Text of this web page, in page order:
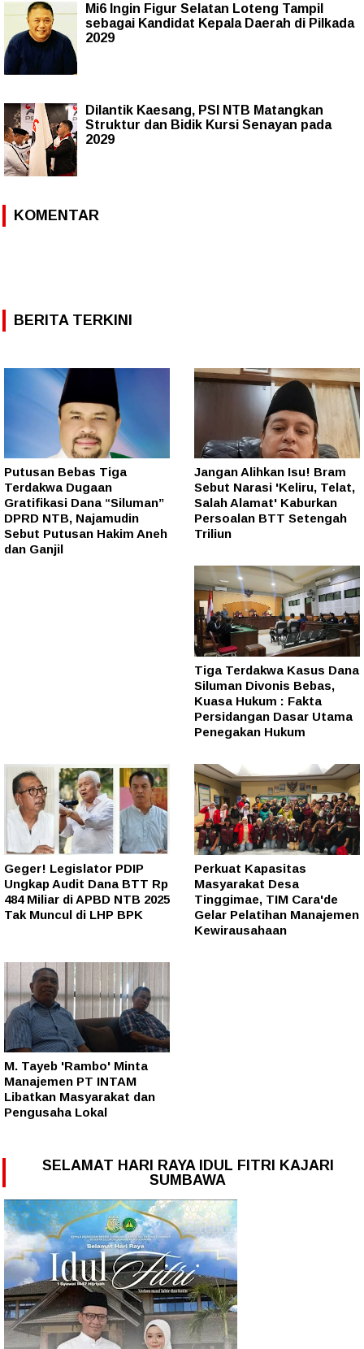
Mi6 Ingin Figur Selatan Loteng Tampil
sebagai Kandidat Kepala Daerah di Pilkada
2029
Dilantik Kaesang, PSI NTB Matangkan
Struktur dan Bidik Kursi Senayan pada
2029
KOMENTAR
BERITA TERKINI
Putusan Bebas Tiga
Terdakwa Dugaan
Gratifikasi Dana “Siluman”
DPRD NTB, Najamudin
Sebut Putusan Hakim Aneh
dan Ganjil
Jangan Alihkan Isu! Bram
Sebut Narasi 'Keliru, Telat,
Salah Alamat' Kaburkan
Persoalan BTT Setengah
Triliun
Tiga Terdakwa Kasus Dana
Siluman Divonis Bebas,
Kuasa Hukum : Fakta
Persidangan Dasar Utama
Penegakan Hukum
Geger! Legislator PDIP
Ungkap Audit Dana BTT Rp
484 Miliar di APBD NTB 2025
Tak Muncul di LHP BPK
Perkuat Kapasitas
Masyarakat Desa
Tinggimae, TIM Cara'de
Gelar Pelatihan Manajemen
Kewirausahaan
M. Tayeb 'Rambo' Minta
Manajemen PT INTAM
Libatkan Masyarakat dan
Pengusaha Lokal
SELAMAT HARI RAYA IDUL FITRI KAJARI
SUMBAWA